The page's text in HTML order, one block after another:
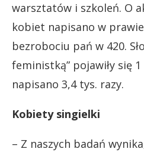
warsztatów i szkoleń. O
kobiet napisano w
bezrobociu pań w 420.
feministką” pojawiły się
napisano 3,4 tys. razy.
Kobiety singielki
– Z naszych badań